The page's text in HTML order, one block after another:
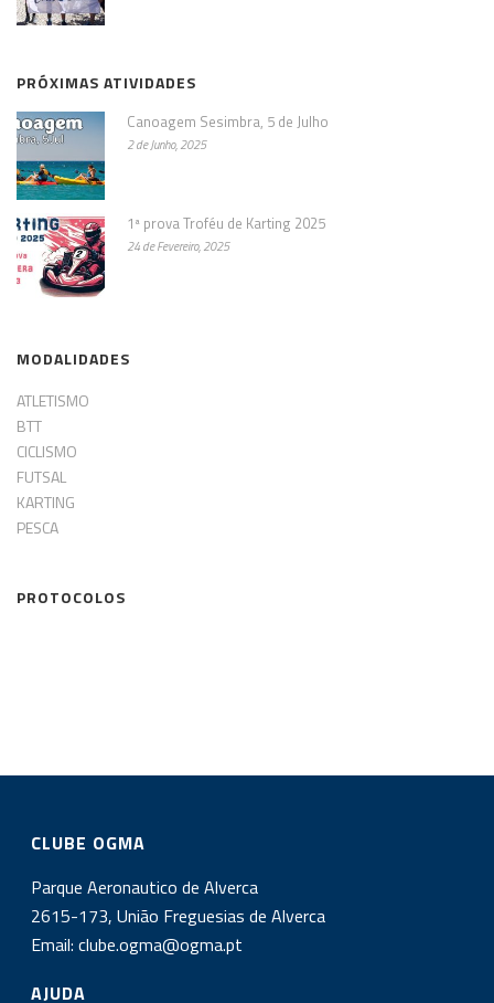
PRÓXIMAS ATIVIDADES
Canoagem Sesimbra, 5 de Julho
2 de Junho, 2025
1ª prova Troféu de Karting 2025
24 de Fevereiro, 2025
MODALIDADES
ATLETISMO
BTT
CICLISMO
FUTSAL
KARTING
PESCA
PROTOCOLOS
CLUBE OGMA
Parque Aeronautico de Alverca
2615-173, União Freguesias de Alverca
Email:clube.ogma@ogma.pt
AJUDA